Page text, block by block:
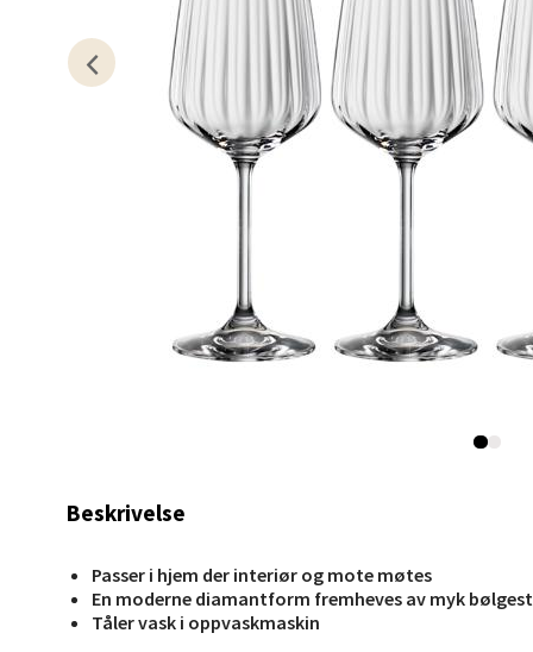
Beskrivelse
Passer i hjem der interiør og mote møtes
En moderne diamantform fremheves av myk
Tåler vask i oppvaskmaskin
Åpent
0 i
0 i